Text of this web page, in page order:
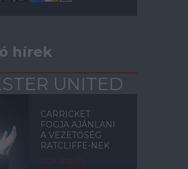
hírek
UNITED
CARRICKET
FOGJA AJÁNLANI
A VEZETŐSÉG
RATCLIFFE-NEK
2026. máj. 13.